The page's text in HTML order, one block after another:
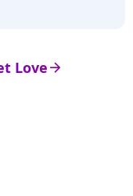
arrow_right
Love